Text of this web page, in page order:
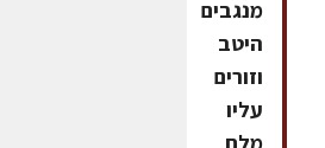
מנגבים
היטב
וזורים
עליו